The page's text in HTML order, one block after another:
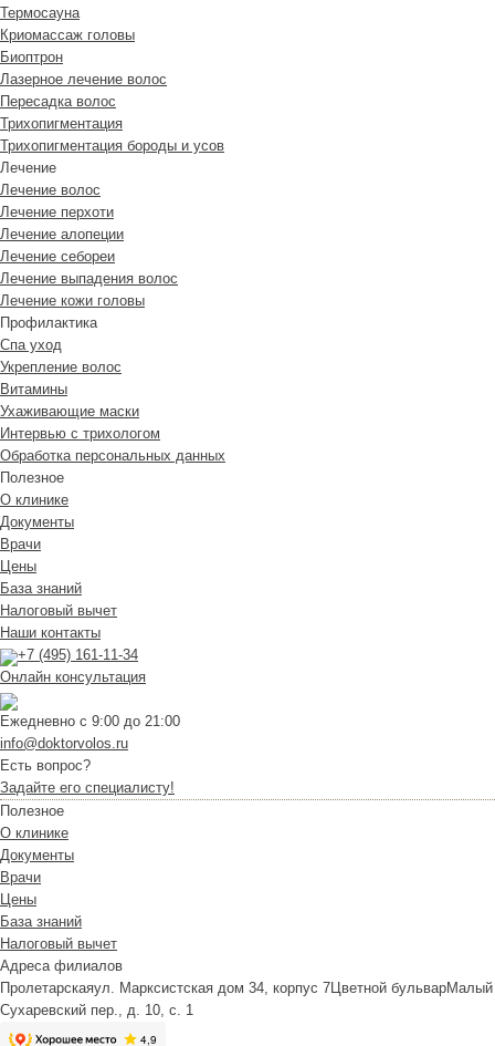
Термосауна
Криомассаж головы
Биоптрон
Лазерное лечение волос
Пересадка волос
Трихопигментация
Трихопигментация бороды и усов
Лечение
Лечение волос
Лечение перхоти
Лечение алопеции
Лечение себореи
Лечение выпадения волос
Лечение кожи головы
Профилактика
Спа уход
Укрепление волос
Витамины
Ухаживающие маски
Интервью с трихологом
Обработка персональных данных
Полезное
О клинике
Документы
Врачи
Цены
База знаний
Налоговый вычет
Наши контакты
+7 (495) 161-11-34
Онлайн консультация
Ежедневно с 9:00 до 21:00
info@doktorvolos.ru
Есть вопрос?
Задайте его специалисту!
Полезное
О клинике
Документы
Врачи
Цены
База знаний
Налоговый вычет
Адреса филиалов
Пролетарскаяул. Марксистская дом 34, корпус 7 Цветной бульварМалый
Сухаревский пер., д. 10, с. 1